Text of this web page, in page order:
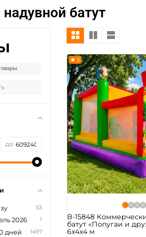
батут
5
B-15848
батут «Попугаи и
6x4x4 м
до
53
2026 1
дней 1497